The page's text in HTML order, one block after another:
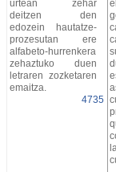
urtean zehar
deitzen den
edozein hautatze-
prozesutan ere
alfabeto-hurrenkera
zehaztuko duen
letraren zozketaren
emaitza.
4735